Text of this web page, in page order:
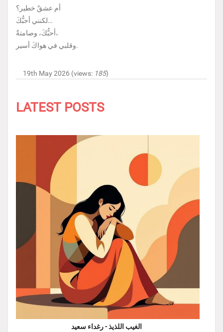
أم عشقٌ خطير؟
لكنني أحبُّكَ…
أحبُّكَ، وصامتةٌ،
وقلبي في هواكَ أسير.
19th May 2026 (views: 185)
LATEST POSTS
الغيب اللذيذ - رغداء سعيد